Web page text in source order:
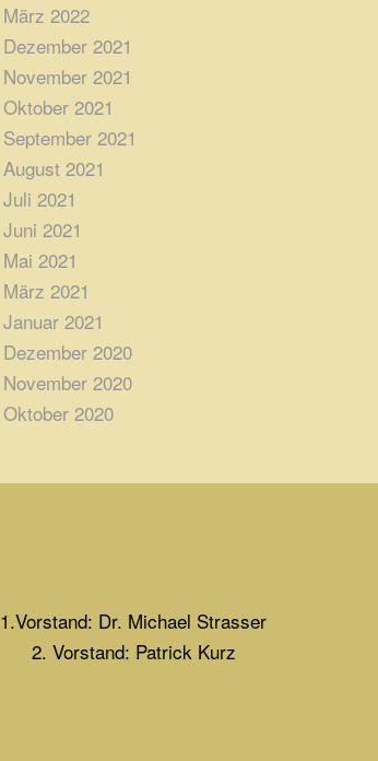
März 2022
Dezember 2021
November 2021
Oktober 2021
September 2021
August 2021
Juli 2021
Juni 2021
Mai 2021
März 2021
Januar 2021
Dezember 2020
November 2020
Oktober 2020
1.Vorstand: Dr. Michael Strasser
2. Vorstand: Patrick Kurz